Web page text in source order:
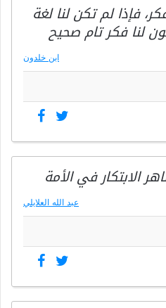
فإذا لم تكن لنا لغة
لنا فكر تام صحيح
ابن خلدون
الابتكار في الأمة
عبد الله العلايلي